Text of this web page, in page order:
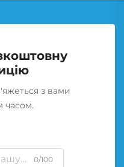
з вами
часом.
0/100